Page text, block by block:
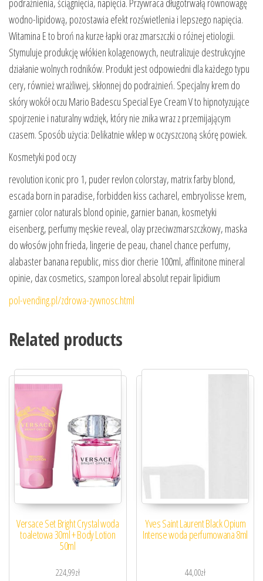
podrażnienia, ściągnięcia, napięcia. Przywraca długotrwałą równowagę
wodno-lipidową, pozostawia efekt rozświetlenia i lepszego napięcia.
Witamina E to broń na kurze łapki oraz zmarszczki o różnej etiologii.
Stymuluje produkcję włókien kolagenowych, neutralizuje destrukcyjne
działanie wolnych rodników. Produkt jest odpowiedni dla każdego typu
cery, również wrażliwej, skłonnej do podrażnień. Specjalny krem ​​do
skóry wokół oczu Mario Badescu Special Eye Cream V to hipnotyzujące
spojrzenie i naturalny wdzięk, który nie znika wraz z przemijającym
czasem. Sposób użycia: Delikatnie wklep w oczyszczoną skórę powiek.
Kosmetyki pod oczy
revolution iconic pro 1, puder revlon colorstay, matrix farby blond,
escada born in paradise, forbidden kiss cacharel, embryolisse krem,
garnier color naturals blond opinie, garnier banan, kosmetyki
eisenberg, perfumy męskie reveal, olay przeciwzmarszczkowy, maska
do włosów john frieda, lingerie de peau, chanel chance perfumy,
alabaster banana republic, miss dior cherie 100ml, affinitone mineral
opinie, dax cosmetics, szampon loreal absolut repair lipidium
pol-vending.pl/zdrowa-zywnosc.html
Related products
Versace Set Bright Crystal woda
toaletowa 30ml + Body Lotion
50ml
224,99zł
Yves Saint Laurent Black Opium
Intense woda perfumowana 8ml
44,00zł